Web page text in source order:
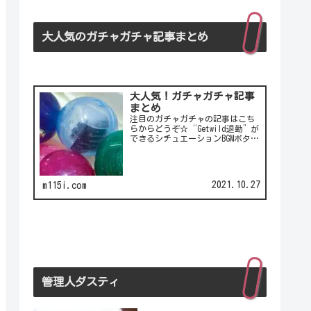
大人気のガチャガチャ記事まとめ
大人気！ガチャガチャ記事
まとめ
注目のガチャガチャの記事はこち
らからどうぞ☆“Getwild退勤”が
できるシチュエーションBGMボタ
m115i.com 2021.10.27
管理人ダスティ